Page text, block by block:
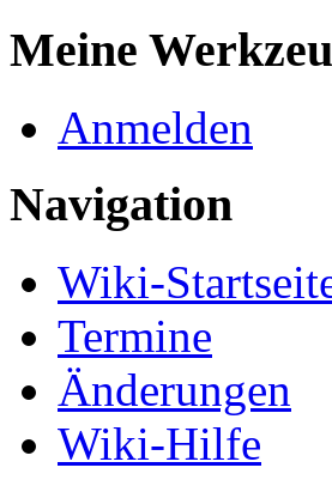
Meine
Anmelden
Navigation
Wiki-
Termine
Änderungen
Wiki-Hilfe